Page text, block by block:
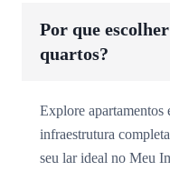
Por que
quartos?
Explore apartamentos
infraestrutura
seu lar ideal no Meu